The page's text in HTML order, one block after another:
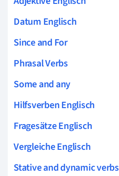
Datum Englisch
Since and For
Phrasal Verbs
Some and any
Hilfsverben Englisch
Fragesätze Englisch
Vergleiche Englisch
Stative and dynamic verbs